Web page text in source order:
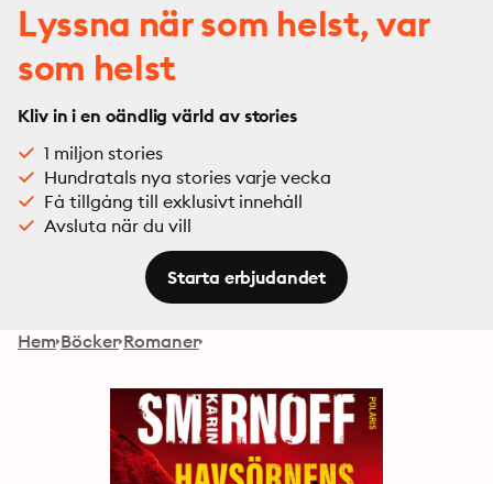
Lyssna när som helst, var
som helst
Kliv in i en oändlig värld av stories
1 miljon stories
Hundratals nya stories varje vecka
Få tillgång till exklusivt innehåll
Avsluta när du vill
Starta erbjudandet
Hem Böcker Romaner